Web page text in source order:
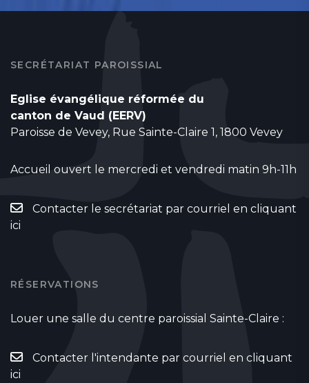
SECRÉTARIAT PAROISSIAL
Eglise évangélique réformée du
canton de Vaud (EERV)
Paroisse de Vevey, Rue Sainte-Claire 1, 1800 Vevey
Accueil ouvert le mercredi et vendredi matin 9h-11h
Contacter le secrétariat par courriel en cliquant
ici
RÉSERVATIONS
Louer une salle du centre paroissial Sainte-Claire :
Contacter l'intendante par courriel en cliquant
ici